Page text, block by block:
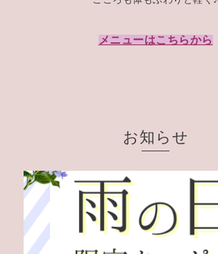
メニューはこちらから
お知らせ